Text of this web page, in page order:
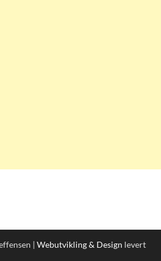
| Webutvikling & Design levert